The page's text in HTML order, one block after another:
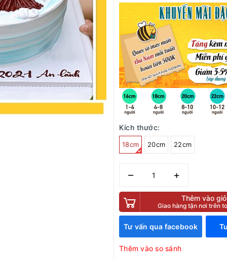
Kích thước:
18cm 20cm 22cm
– +
Thêm vào giỏ
Giao hàng tận nơi trên
Tư vấn qua facebook
Thêm vào so sánh